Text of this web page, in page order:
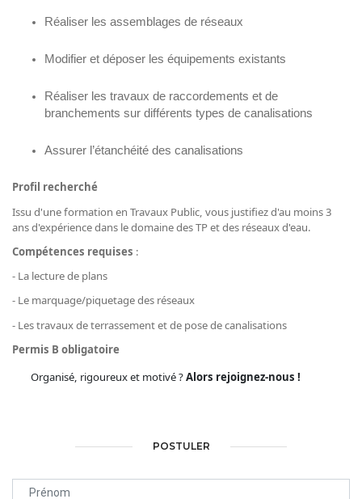
Réaliser les assemblages de réseaux
Modifier et déposer les équipements existants
Réaliser les travaux de raccordements et de
branchements sur différents types de canalisations
Assurer l’étanchéité des canalisations
Profil recherché
Issu d'une formation en Travaux Public, vous justifiez d'au moins 3
ans d'expérience dans le domaine des TP et des réseaux d'eau.
Compétences requises :
- La lecture de plans
- Le marquage/piquetage des réseaux
- Les travaux de terrassement et de pose de canalisations
Permis B obligatoire
Organisé, rigoureux et motivé ?Alors rejoignez-nous !
POSTULER